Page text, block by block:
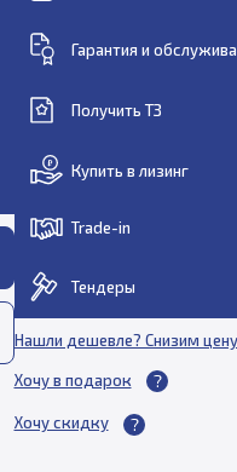
Гарантия и
Получить ТЗ
Купить в лизинг
Trade-in
Тендеры
Нашли дешевле? Снизим
Хочу в подарок
Хочу скидку